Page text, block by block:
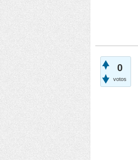
0
votos